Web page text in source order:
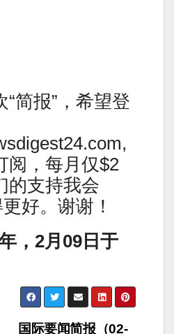
简报”，希望登
阅，每月仅$2
的支持我会
好。谢谢！
，2月09日于
国际要闻简报（02-